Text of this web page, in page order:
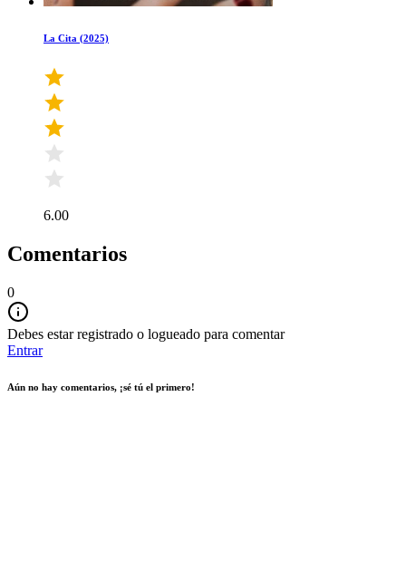
La Cita (2025)
6.00
Comentarios
0
Debes estar registrado o logueado para comentar
Entrar
Aún no hay comentarios, ¡sé tú el primero!